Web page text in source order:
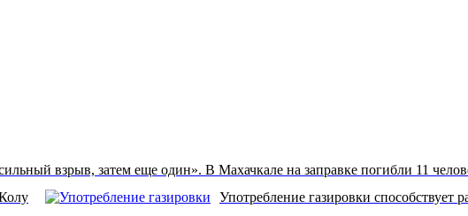
взрыв, затем еще один». В Махачкале на заправке погибли 11
Употребление газировки способствует